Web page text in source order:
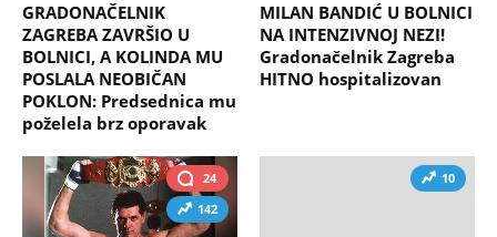
GRADONAČELNIK
ZAGREBA ZAVRŠIO U
BOLNICI, A KOLINDA MU
POSLALA NEOBIČAN
POKLON: Predsednica mu
poželela brz oporavak
MILAN BANDIĆ U BOLNICI
NA INTENZIVNOJ NEZI!
Gradonačelnik Zagreba
HITNO hospitalizovan
24
142
10